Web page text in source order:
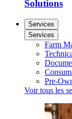
Solutions
Services
Services
Farm
Pre-
Voir tous les